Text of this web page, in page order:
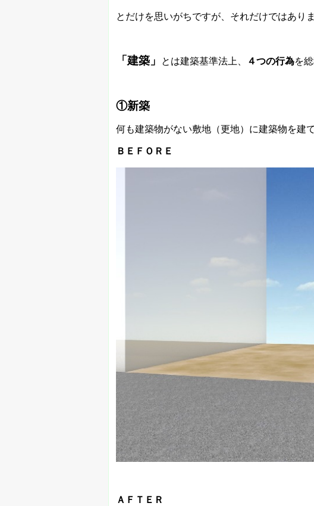
とだけを思いがちですが、それだけではありま
「建築」 とは建築基準法上、 ４つの行為を
①新築
何も建築物がない敷地（更地）に建築物を建
ＢＥＦＯＲＥ
ＡＦＴＥＲ